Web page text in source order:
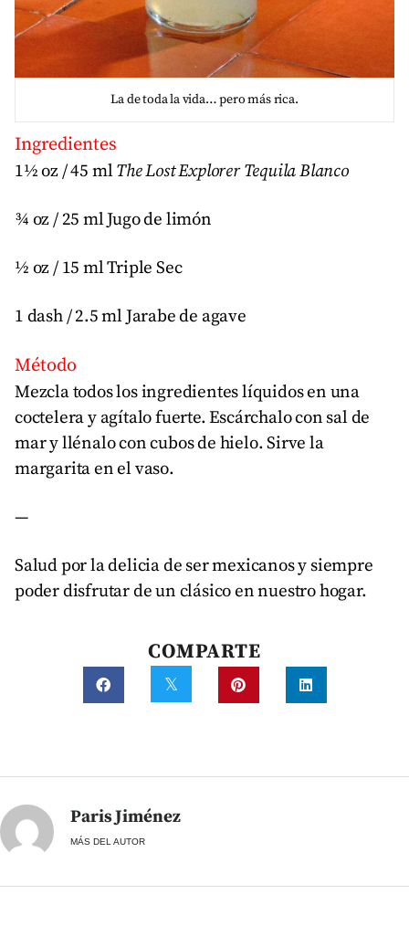
La de toda la vida… pero más rica.
Ingredientes
1½ oz / 45 mlThe Lost Explorer Tequila Blanco
¾ oz / 25 ml Jugo de limón
½ oz / 15 ml Triple Sec
1 dash / 2.5 ml Jarabe de agave
Método
Mezcla todos los ingredientes líquidos en una
coctelera y agítalo fuerte. Escárchalo con sal de
mar y llénalo con cubos de hielo. Sirve la
margarita en el vaso.
—
Salud por la delicia de ser mexicanos y siempre
poder disfrutar de un clásico en nuestro hogar.
COMPARTE
Paris Jiménez
MÁS DEL AUTOR